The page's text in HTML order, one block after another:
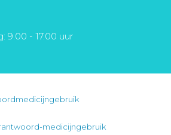
9.00 - 17.00 uur
medicijngebruik